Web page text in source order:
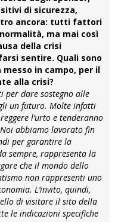
di sicurezza,
ancora: tutti fattori
ma mai così
della crisi
sentire. Quali sono
in campo, per il
alla crisi?
per dare sostegno alle
un futuro. Molte infatti
l’urto e tenderanno
abbiamo lavorato fin
per garantire la
sempre, rappresenta la
che il mondo dello
non rappresenti uno
L’invito, quindi,
di visitare il sito della
le indicazioni specifiche